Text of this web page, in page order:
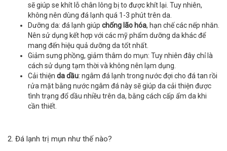
sẽ giúp se khít lỗ chân lông bị to được khít lại. Tuy nhiên,
không nên dùng đá lạnh quá 1-3 phút trên da.
Dưỡng da: đá lạnh giúp chống lão hóa, hạn chế các nếp nhăn.
Nên sử dụng kết hợp với các mỹ phẩm dưỡng da khác để
mang đến hiệu quả dưỡng da tốt nhất.
Giảm sưng phồng, giảm thâm do mụn: Tuy nhiên đây chỉ là
cách sử dụng tạm thời và không nên lạm dụng.
Cải thiện da dầu: ngâm đá lạnh trong nước đợi cho đá tan rồi
rửa mặt bằng nước ngâm đá này sẽ giúp da cải thiện được
tình trạng đổ dầu nhiều trên da, bằng cách cấp ẩm da khi
cần thiết.
2. Đá lạnh trị mụn như thế nào?